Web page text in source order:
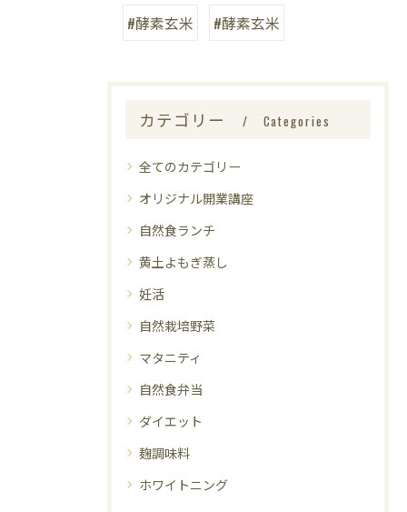
#酵素玄米 #酵素玄米
カテゴリー Categories
全てのカテゴリー
オリジナル開業講座
自然食ランチ
黄土よもぎ蒸し
妊活
自然栽培野菜
マタニティ
自然食弁当
ダイエット
麹調味料
ホワイトニング